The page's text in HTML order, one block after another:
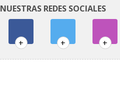
NUESTRAS REDES SOCIALES
+ + +